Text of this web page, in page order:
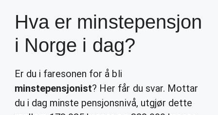
Hva er minstepensjon
i Norge i dag?
Er du i faresonen for å bli
minstepensjonist? Her får du svar. Mottar
du i dag minste pensjonsnivå, utgjør dette